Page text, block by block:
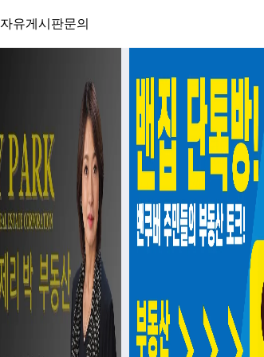
자유게시판문의